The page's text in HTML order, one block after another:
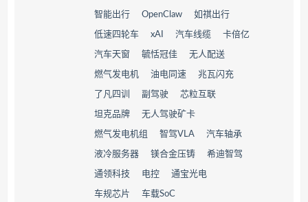
智能出行 OpenClaw 如祺出行
低速四轮车 xAI 汽车线缆 卡倍亿
汽车天窗 毓恬冠佳 无人配送
燃气发电机 油电同速 兆瓦闪充
了凡四训 副驾驶 芯粒互联
坦克品牌 无人驾驶矿卡
燃气发电机组 智驾VLA 汽车轴承
液冷服务器 镁合金压铸 希迪智驾
通领科技 电控 通宝光电
车规芯片 车载SoC